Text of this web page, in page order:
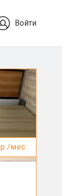
Войти
р./мес.